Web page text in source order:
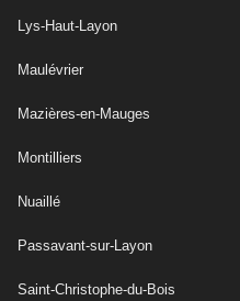
Lys-Haut-Layon
Maulévrier
Mazières-en-Mauges
Montilliers
Nuaillé
Passavant-sur-Layon
Saint-Christophe-du-Bois